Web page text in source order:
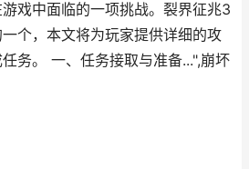
戏中面临的一项挑战。裂界征兆3
个，本文将为玩家提供详细的攻
务。 一、任务接取与准备...",崩坏